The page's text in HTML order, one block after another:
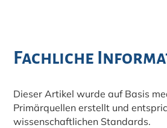
Fachliche
Dieser Artikel wurde auf Basis
Primärquellen erstellt und
wissenschaftlichen Standards.